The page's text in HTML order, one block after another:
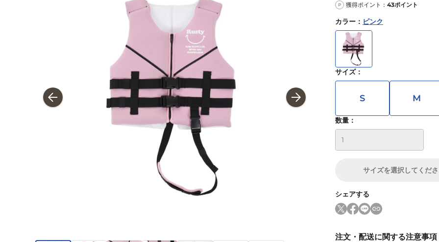
P 獲得ポイント： 43ポイント
カラー ： ピンク
サイズ：
S M
数量：
サイズを選択してくだ
シェアする
注文・配送に関する注意事項